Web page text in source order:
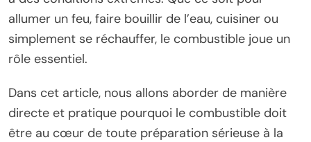
allumer un feu, faire bouillir de l’eau, cuisiner ou
simplement se réchauffer, le combustible joue un
rôle essentiel.
Dans cet article, nous allons aborder de manière
directe et pratique pourquoi le combustible doit
être au cœur de toute préparation sérieuse à la